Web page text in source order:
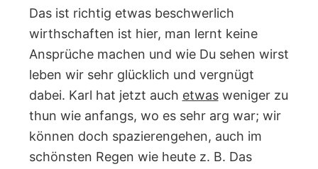
Das ist richtig etwas beschwerlich
wirthschaften ist hier, man lernt keine
Ansprüche machen und wie Du sehen wirst
leben wir sehr glücklich und vergnügt
dabei. Karl hat jetzt auch etwasweniger zu
thun wie anfangs, wo es sehr arg war; wir
können doch spazierengehen, auch im
schönsten Regen wie heute z. B. Das